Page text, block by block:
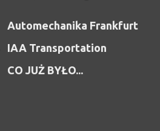
Automechanika Frankfurt
IAA Transportation
CO JUŻ BYŁO...